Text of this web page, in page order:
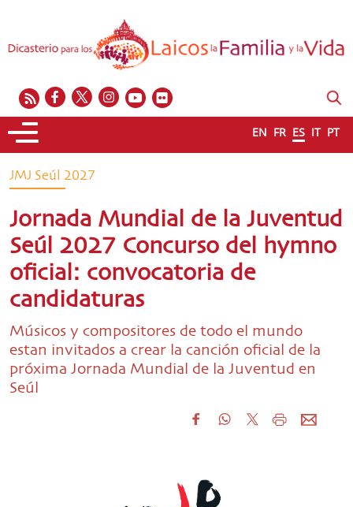
EN FR ES IT PT
JMJ Seúl 2027
Jornada Mundial de la Juventud
Seúl 2027 Concurso del hymno
oficial: convocatoria de
candidaturas
Músicos y compositores de todo el mundo
estan invitados a crear la canción oficial de la
próxima Jornada Mundial de la Juventud en
Seúl